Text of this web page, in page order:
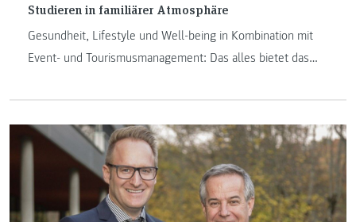
Studieren in familiärer Atmosphäre
Gesundheit, Lifestyle und Well-being in Kombination mit
Event- und Tourismusmanagement: Das alles bietet das
mitten im Thermen- und Vulkanland Steiermark. Die
umfassende Managementausbildung in Kombination mit
Fremdsprachen, Auslandsaufenthalten und jeder Menge
Praxisbezug bietet Absolventinnen und Absolventen beste
Berufs- und Karriereaussichten in vielen Bereichen.